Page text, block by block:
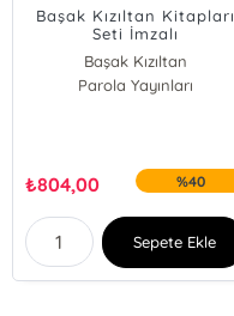
Başak Kızıltan Kitapları
Seti İmzalı
Başak Kızıltan
Parola Yayınları
₺804,00 %40
Sepete Ekle